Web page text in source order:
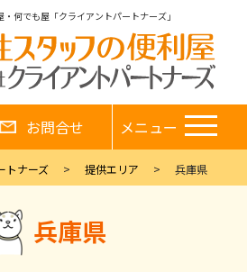
何でも屋「クライアントパートナーズ」
お問合せ メニュー
トナーズ 提供エリア 兵庫県
兵庫県